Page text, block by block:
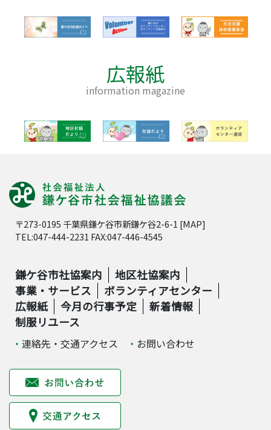
広報紙
information magazine
〒273-0195 千葉県鎌ケ谷市新鎌ケ谷2-6-1 [MAP]
TEL:047-444-2231 FAX:047-446-4545
鎌ケ谷市社協案内
地区社協案内
事業・サービス
ボランティアセンター
広報紙
今月の行事予定
新着情報
制服リユース
連絡先・交通アクセス お問い合わせ